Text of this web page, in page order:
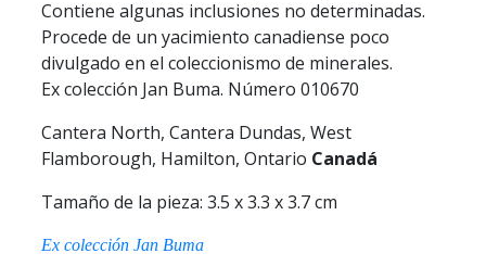
Contiene algunas inclusiones no determinadas.
Procede de un yacimiento canadiense poco
divulgado en el coleccionismo de minerales.
Ex colección Jan Buma. Número 010670
Cantera North, Cantera Dundas, West
Flamborough, Hamilton, Ontario Canadá
Tamaño de la pieza: 3.5 x 3.3 x 3.7 cm
Ex colección Jan Buma